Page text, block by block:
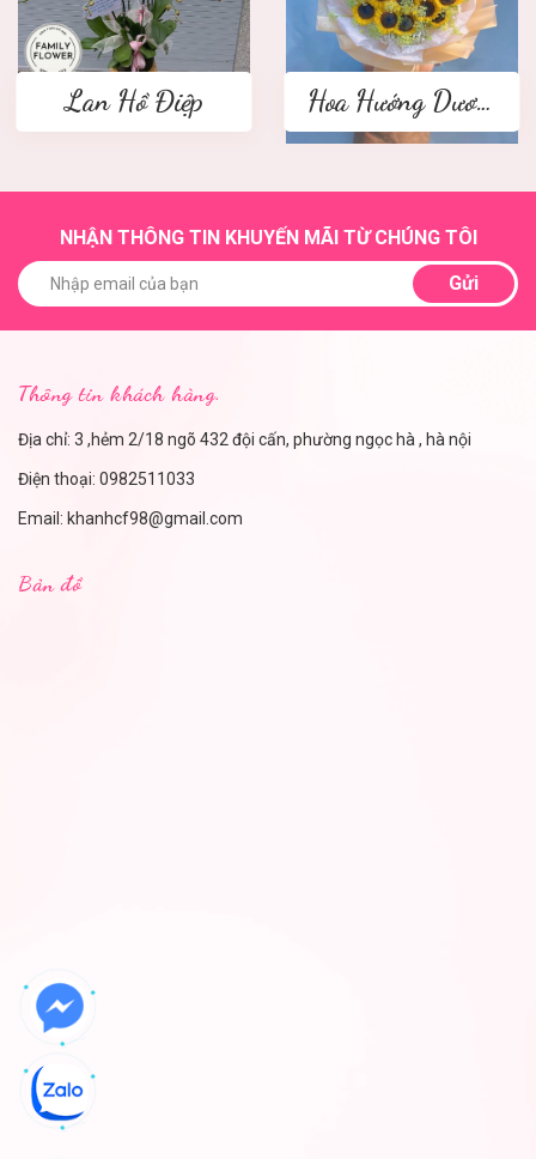
Lan Hồ Điệp Hoa Hướng Dương
NHẬN THÔNG TIN KHUYẾN MÃI TỪ CHÚNG TÔI
Gửi
Thông tin khách hàng.
Địa chỉ: 3 ,hẻm 2/18 ngõ 432 đội cấn, phường ngọc hà , hà nội
Điện thoại: 0982511033
Email: khanhcf98@gmail.com
Bản đồ